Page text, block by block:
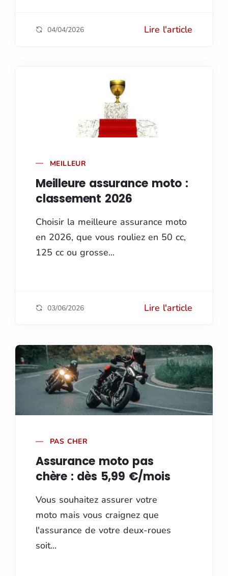
04/04/2026 Lire l'article
MEILLEUR
Meilleure assurance moto :
classement 2026
Choisir la meilleure assurance moto
en 2026, que vous rouliez en 50 cc,
125 cc ou grosse...
03/06/2026 Lire l'article
PAS CHER
Assurance moto pas
chère : dès 5,99 €/mois
Vous souhaitez assurer votre
moto mais vous craignez que
l'assurance de votre deux-roues
soit...